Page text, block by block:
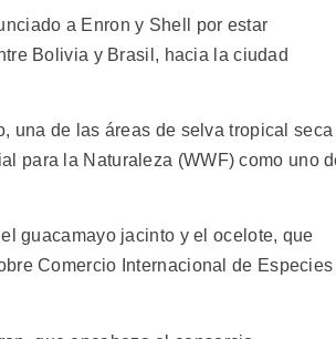
a Enron y Shell por estar
Bolivia y Brasil, hacia la ciudad
una de las áreas de selva tropical seca
para la Naturaleza (WWF) como uno
guacamayo jacinto y el ocelote, que
Comercio Internacional de Especies